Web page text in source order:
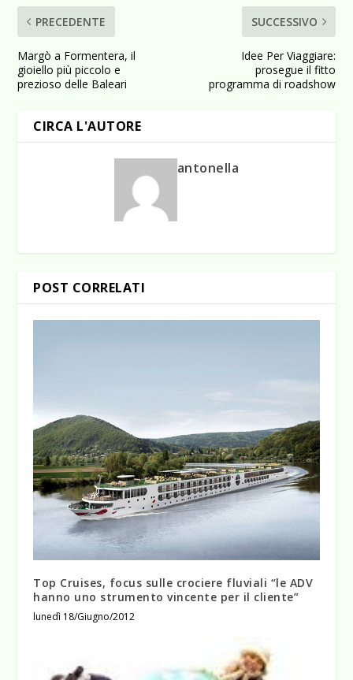
PRECEDENTE
Margò a Formentera, il
gioiello più piccolo e
prezioso delle Baleari
SUCCESSIVO
Idee Per Viaggiare:
prosegue il fitto
programma di roadshow
CIRCA L'AUTORE
antonella
POST CORRELATI
Top Cruises, focus sulle crociere fluviali “le ADV
hanno uno strumento vincente per il cliente”
lunedì 18/Giugno/2012